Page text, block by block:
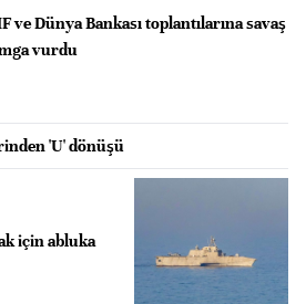
ve Dünya Bankası toplantılarına savaş
vurdu
'U' dönüşü
için abluka